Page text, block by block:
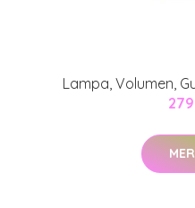
Lampa, Volumen,